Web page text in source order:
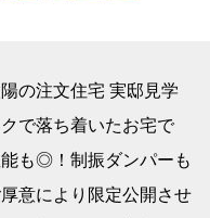
の注文住宅 実邸見学
で落ち着いたお宅で
も◎！制振ダンパーも
意により限定公開させ